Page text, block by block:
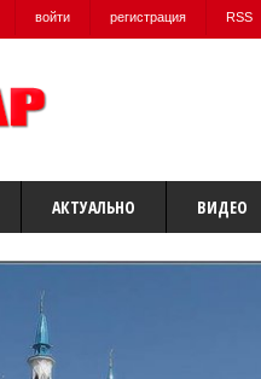
войти регистрация RSS
АКТУАЛЬНО ВИДЕО